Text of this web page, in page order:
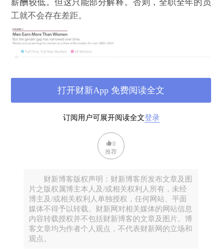
薪酬较低。但这只能部分解释。否则，全职全年的员
工就不会存在差距。
在1960年代保持相对稳定后，全职全年的员工比例在
续以稳定的速度缩小。那么，自1960年代以来，这一
差距为何会缩小呢？一个解释是女性在工作经验上逐
渐赶上男性，并在高中和大学学位获得方面超过男
性。另一个解释是经济结构的变化增加了对认知技能
的需求，而对手工技能的需求则降低，而后者通常与
订阅用户可展开阅读全文登录
打开财新App 免费阅读全文
0
推荐
财新博客版权声明：财新博客所发布文章及图
片之版权属博主本人及/或相关权利人所有，未经
博主及/或相关权利人单独授权，任何网站、平面
媒体不得予以转载。财新网对相关媒体的网站信息
内容转载授权并不包括财新博客的文章及图片。博
客文章均为作者个人观点，不代表财新网的立场和
观点。